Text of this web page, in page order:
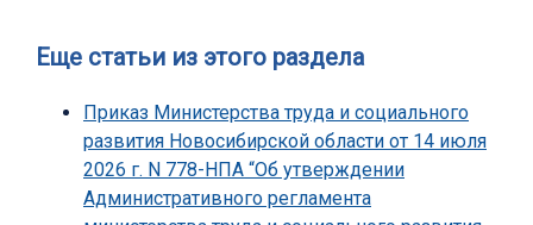
Еще статьи из этого раздела
Приказ Министерства труда и социального
развития Новосибирской области от 14 июля
2026 г. N 778-НПА “Об утверждении
Административного регламента